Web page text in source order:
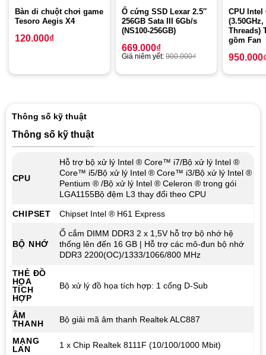
Bàn di chuột chơi game
Tesoro Aegis X4
120.000₫
Ổ cứng SSD Lexar 2.5″
256GB Sata III 6Gb/s
(NS100-256GB)
669.000₫
Giá niêm yết: 900.000₫
CPU Intel
Threads)
gồm Fan
950.000
Thông số kỹ thuật
Thông số kỹ thuật
CPU
Hỗ trợ bộ xử lý Intel ® Core™ i7/Bộ xử lý Intel ®
Core™ i5/Bộ xử lý Intel ® Core™ i3/Bộ xử lý Intel ®
Pentium ® /Bộ xử lý Intel ® Celeron ® trong gói
LGA1155Bộ đệm L3 thay đổi theo CPU
CHIPSET Chipset Intel ® H61 Express
BỘ NHỚ
Ổ cắm DIMM DDR3 2 x 1,5V hỗ trợ bộ nhớ hệ
thống lên đến 16 GB | Hỗ trợ các mô-đun bộ nhớ
DDR3 2200(OC)/1333/1066/800 MHz
THẺ ĐỒ
HỌA
TÍCH
HỢP
Bộ xử lý đồ họa tích hợp: 1 cổng D-Sub
ÂM
THANH
Bộ giải mã âm thanh Realtek ALC887
MẠNG
LAN
1 x Chip Realtek 8111F (10/100/1000 Mbit)